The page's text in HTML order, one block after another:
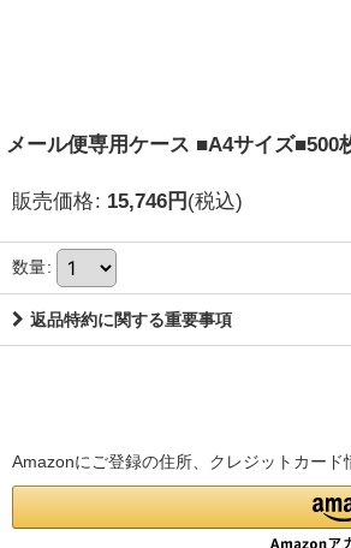
メール便専用ケース ■A4サイズ■500
販売価格: 15,746円 (税込)
数量:
返品特約に関する重要事項
Amazonにご登録の住所、クレジットカー